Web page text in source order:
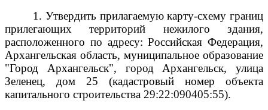
1. Утвердить прилагаемую карту-схему границ
прилегающих территорий нежилого здания,
расположенного по адресу: Российская Федерация,
Архангельская область, муниципальное образование
"Город Архангельск", город Архангельск, улица
Зеленец, дом 25 (кадастровый номер объекта
капитального строительства 29:22:090405:55).